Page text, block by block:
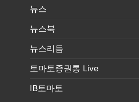
뉴스
뉴스북
뉴스리듬
토마토증권통 Live
IB토마토